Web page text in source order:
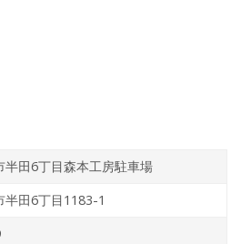
半田6丁目森本工房駐車場
半田6丁目1183-1